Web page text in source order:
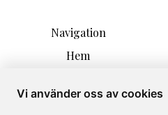
Vi använder oss av cookies
Navigation
Hem
Paket